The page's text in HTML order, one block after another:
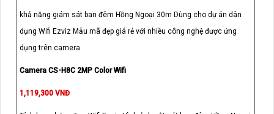
khả năng giám sát ban đêm Hồng Ngoại 30m Dùng cho dự án dân
dụng Wifi Ezviz Mẫu mã đẹp giá rẻ với nhiều công nghệ được ứng
dụng trên camera
Camera CS-H8C 2MP Color Wifi
1,119,300 VNĐ